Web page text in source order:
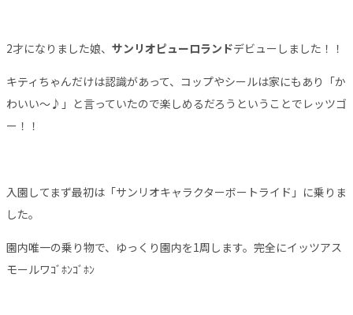
2才になりました娘、 サンリオピューロランドデビューしました！！
キティちゃんだけは認識があって、コップやシールは家にもあり「か
わいい～♪」と言っていたので楽しめるだろうということでレッツゴ
ー！！
入園してまず最初は「サンリオキャラクターボートライド」に乗りま
した。
園内唯一の乗り物で、ゆっくり園内を1周します。完全にイッツアス
モールワｺﾞﾎﾝｺﾞﾎﾝ